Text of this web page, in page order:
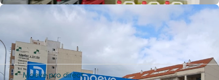
Loja Moeve Market - Depaso
Programas de fidelização
Use os seus cartões de desconto e
apps, estamos atualizados com a
tecnologia digital.
Moeve pro direct